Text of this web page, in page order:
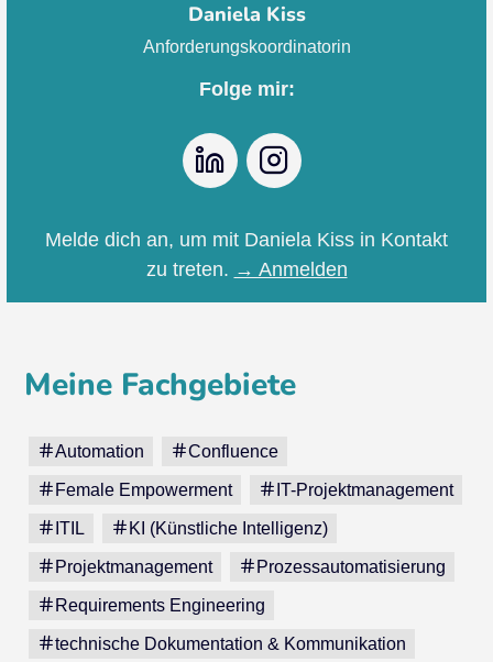
Daniela Kiss
Anforderungskoordinatorin
Folge mir:
LinkedIn
Melde dich an, um mit Daniela Kiss in Kontakt
zu treten. → Anmelden
Meine Fachgebiete
Automation Confluence
Female Empowerment IT-Projektmanagement
ITIL KI (Künstliche Intelligenz)
Projektmanagement Prozessautomatisierung
Requirements Engineering
technische Dokumentation & Kommunikation